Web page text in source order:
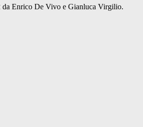
da Enrico De Vivo e Gianluca Virgilio.